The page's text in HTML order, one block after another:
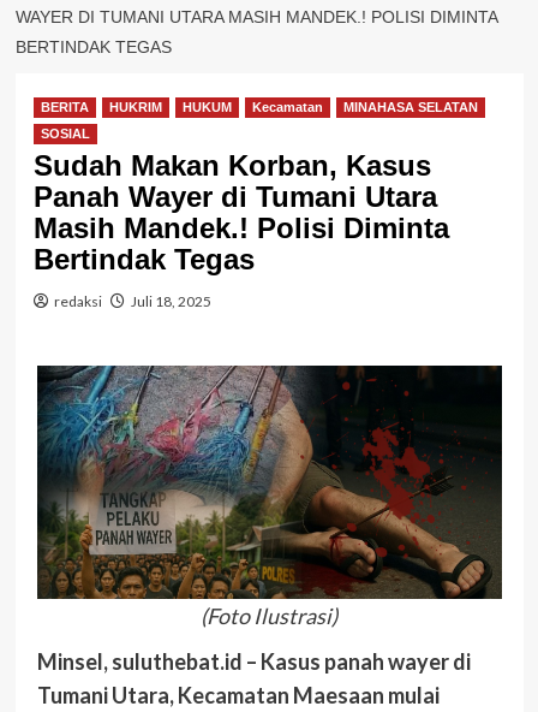
WAYER DI TUMANI UTARA MASIH MANDEK.! POLISI DIMINTA
BERTINDAK TEGAS
BERITA HUKRIM HUKUM Kecamatan
MINAHASA SELATAN
SOSIAL
Sudah Makan Korban, Kasus
Panah Wayer di Tumani Utara
Masih Mandek.! Polisi Diminta
Bertindak Tegas
redaksi Juli 18, 2025
(Foto Ilustrasi)
Minsel, suluthebat.id – Kasus panah wayer di
Tumani Utara, Kecamatan Maesaan mulai